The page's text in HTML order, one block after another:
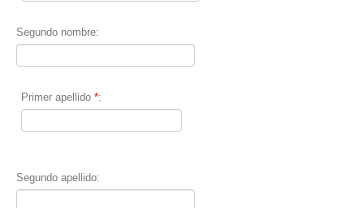
Segundo nombre:
Primer apellido *:
Segundo apellido: